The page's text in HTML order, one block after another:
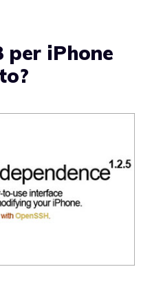
per iPhone